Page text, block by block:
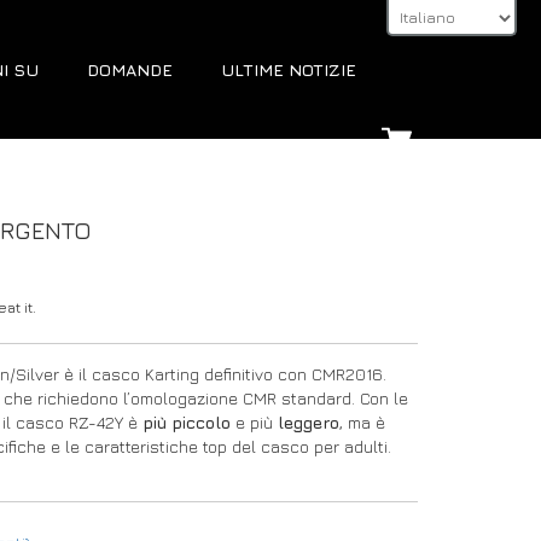
SU DOMANDE ULTIME NOTIZIE
it.
Silver è il casco Karting definitivo con CMR2016.
richiedono l’omologazione CMR standard. Con le
casco RZ-42Y è più piccolo e più leggero, ma è
e le caratteristiche top del casco per adulti.